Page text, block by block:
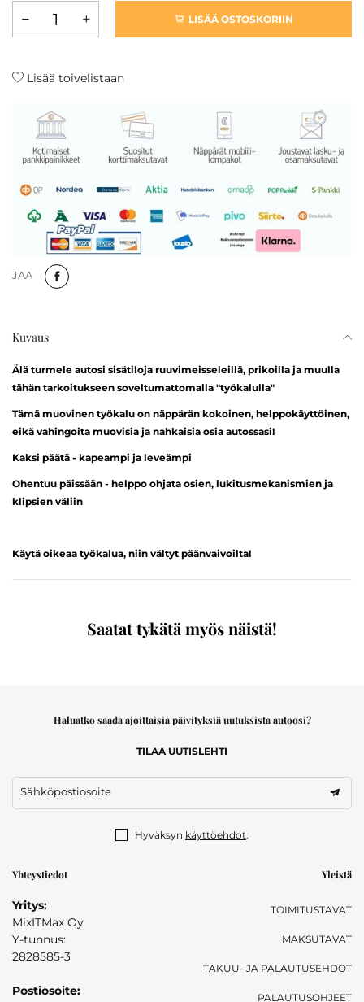
LISÄÄ OSTOSKORIIN
Lisää toivelistaan
JAA
Kuvaus
Älä turmele autosi sisätiloja ruuvimeisseleillä, prikoilla ja muulla
tähän tarkoitukseen soveltumattomalla "työkalulla"
Tämä muovinen työkalu on näppärän kokoinen, helppokäyttöinen,
eikä vahingoita muovisia ja nahkaisia osia autossasi!
Kaksi päätä - kapeampi ja leveämpi
Ohentuu päissään - helppo ohjata osien, lukitusmekanismien ja
klipsien väliin
Käytä oikeaa työkalua, niin vältyt päänvaivoilta!
Saatat tykätä myös näistä!
Haluatko saada ajoittaisia päivityksiä uutuksista autoosi?
TILAA UUTISLEHTI
Sähköpostiosoite
Hyväksyn käyttöehdot.
Yhteystiedot
Yritys:
MixITMax Oy
Y-tunnus:
2828585-3
Postiosoite:
Yleistä
TOIMITUSTAVAT
MAKSUTAVAT
TAKUU- JA PALAUTUSEHDOT
PALAUTUSOHJEET